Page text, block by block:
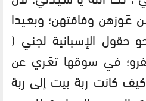
عَـوزهن وفاقتهن؛ وبعـيدا
حقول الإسبانية لجني (
في سوقها تعَـري عن
كيف كانت ربة بيت إلى ربة